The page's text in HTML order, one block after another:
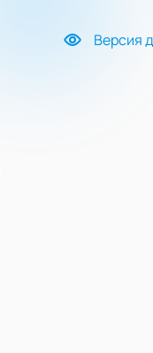
Версия